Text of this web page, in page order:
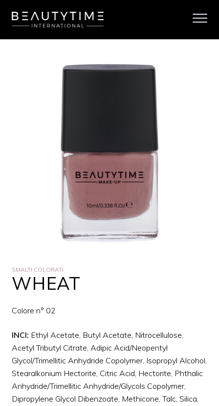
SMALTI COLORATI
WHEAT
Colore n° 02
INCI: Ethyl Acetate, Butyl Acetate, Nitrocellulose,
Acetyl Tributyl Citrate, Adipic Acid/Neopentyl
Glycol/Trimellitic Anhydride Copolymer, Isopropyl Alcohol,
Stearalkonium Hectorite, Citric Acid, Hectorite, Phthalic
Anhydride/Trimellitic Anhydride/Glycols Copolymer,
Dipropylene Glycol Dibenzoate, Methicone, Talc, Silica,